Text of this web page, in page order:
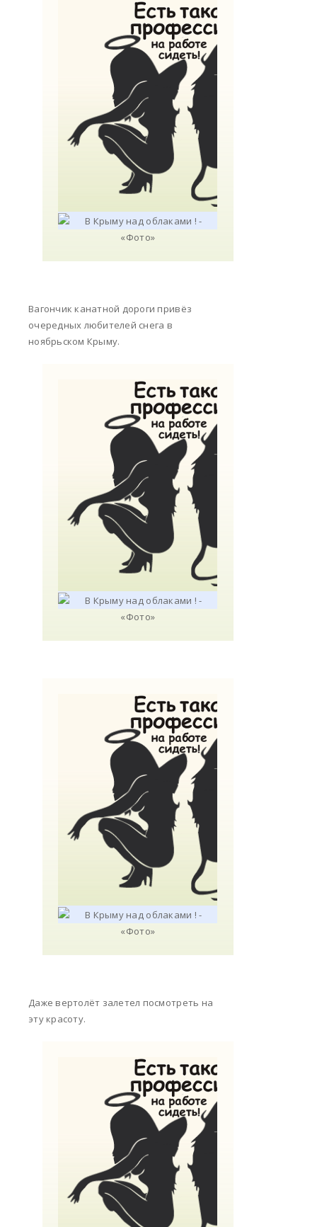
Вагончик канатной дороги привёз
очередных любителей снега в
ноябрьском Крыму.
Даже вертолёт залетел посмотреть на
эту красоту.